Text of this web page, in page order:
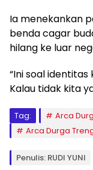
Ia menekankan
benda cagar
hilang ke luar
“Ini soal
Kalau tidak kita
Tag:
Arca
Arca Durga
Penulis: RUDI YUNI